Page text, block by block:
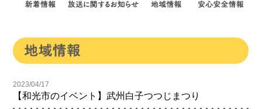
2023/04/17
【和光市のイベント】武州白子つつじまつり